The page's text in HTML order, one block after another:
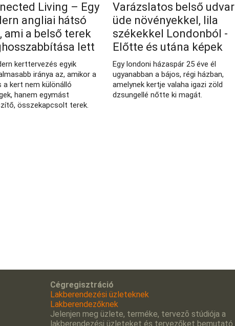
Living – Egy
angliai hátsó
ami a belső terek
lett
kerttervezés egyik
iránya az, amikor a
a kert nem különálló
hanem egymást
összekapcsolt terek.
Varázslatos belső udvar
üde növényekkel, lila
székekkel Londonból -
Előtte és utána képek
Egy londoni házaspár 25 éve él
ugyanabban a bájos, régi házban,
amelynek kertje valaha igazi zöld
dzsungellé nőtte ki magát.
Cégregisztráció
Lakberendezési üzleteknek
Lakberendezőknek
Jelenjen meg üzlete, terméke, tervezõ stúdiója a
lakberendezési üzleteket és tervezőket bemutató